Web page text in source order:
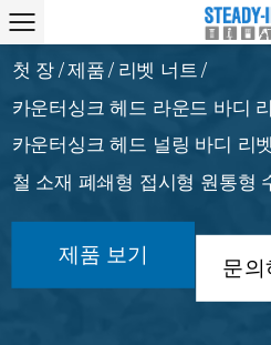
첫 장 /제품 / 리벳 너트 /
카운터싱크 헤드 라운드 바디
카운터싱크 헤드 널링 바디 리
철 소재 폐쇄형 접시형 원통형
제품 보기
문의